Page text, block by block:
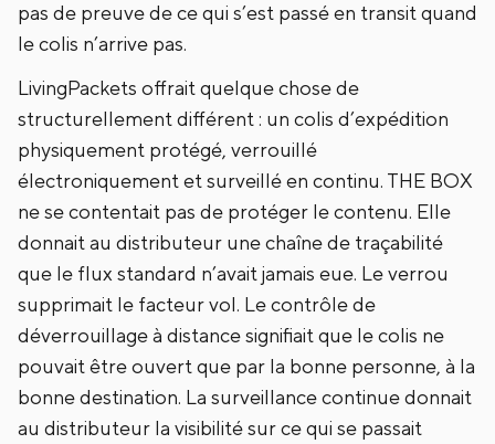
pas de preuve de ce qui s’est passé en transit quand
le colis n’arrive pas.
LivingPackets offrait quelque chose de
structurellement différent : un colis d’expédition
physiquement protégé, verrouillé
électroniquement et surveillé en continu. THE BOX
ne se contentait pas de protéger le contenu. Elle
donnait au distributeur une chaîne de traçabilité
que le flux standard n’avait jamais eue. Le verrou
supprimait le facteur vol. Le contrôle de
déverrouillage à distance signifiait que le colis ne
pouvait être ouvert que par la bonne personne, à la
bonne destination. La surveillance continue donnait
au distributeur la visibilité sur ce qui se passait